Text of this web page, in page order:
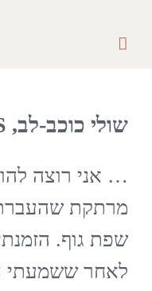
שולי כוכב-לב, COO – VERISENS
… אני רוצה
מרתקת
שפת גוף.
לאחר ששמעתי